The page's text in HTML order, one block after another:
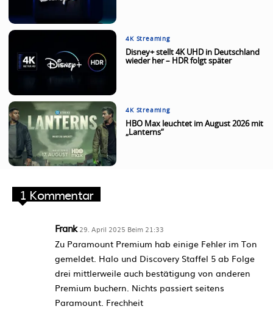
4K Streaming
Disney+ stellt 4K UHD in Deutschland
wieder her – HDR folgt später
4K Streaming
HBO Max leuchtet im August 2026 mit
„Lanterns“
1 Kommentar
Frank 29. April 2025 Beim 21:33
Zu Paramount Premium hab einige Fehler im Ton
gemeldet. Halo und Discovery Staffel 5 ab Folge
drei mittlerweile auch bestätigung von anderen
Premium buchern. Nichts passiert seitens
Paramount. Frechheit